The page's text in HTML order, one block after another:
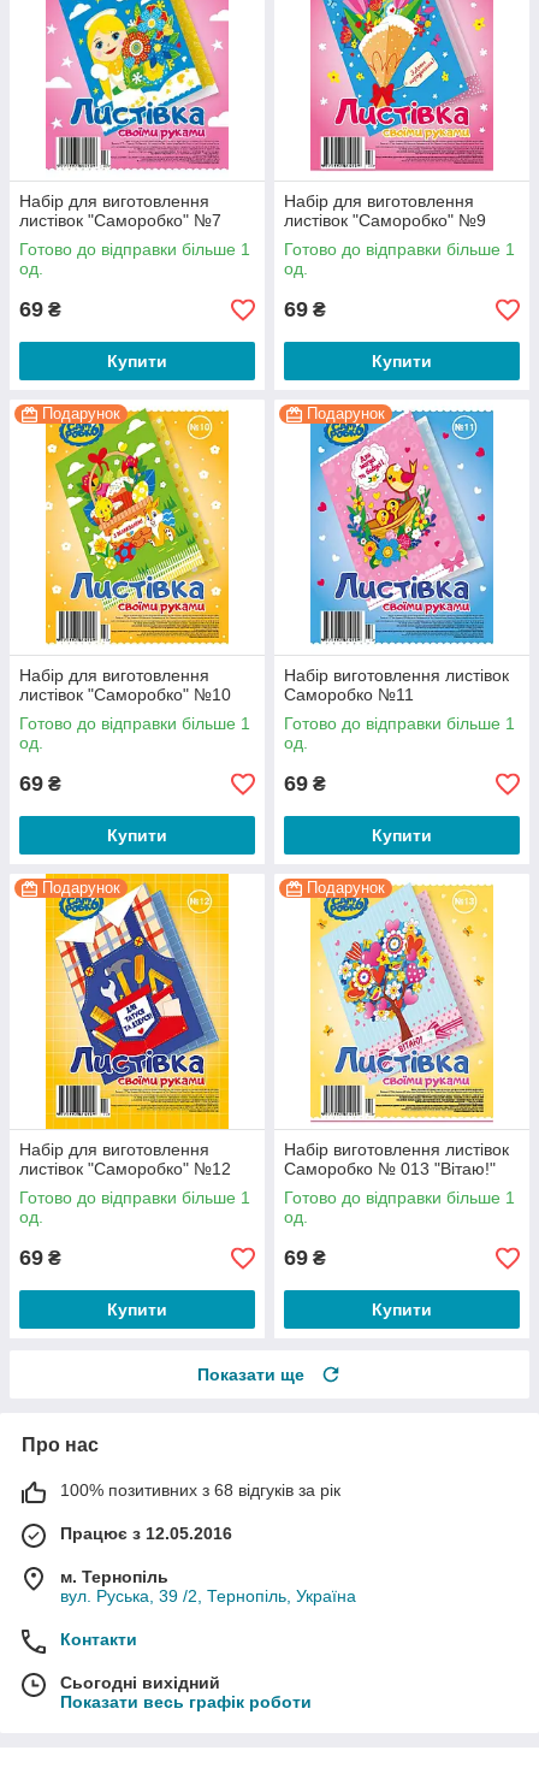
Набір для виготовлення
листівок "Саморобко" №7
Готово до відправки більше 1
од.
69 ₴
Купити
Набір для виготовлення
листівок "Саморобко" №9
Готово до відправки більше 1
од.
69 ₴
Купити
Подарунок
Набір для виготовлення
листівок "Саморобко" №10
Готово до відправки більше 1
од.
69 ₴
Купити
Подарунок
Набір виготовлення листівок
Саморобко №11
Готово до відправки більше 1
од.
69 ₴
Купити
Подарунок
Набір для виготовлення
листівок "Саморобко" №12
Готово до відправки більше 1
од.
69 ₴
Купити
Подарунок
Набір виготовлення листівок
Саморобко № 013 "Вітаю!"
Готово до відправки більше 1
од.
69 ₴
Купити
Показати ще
Про нас
100% позитивних з 68 відгуків за рік
Працює з 12.05.2016
м. Тернопіль
вул. Руська, 39 /2, Тернопіль, Україна
Контакти
Сьогодні вихідний
Показати весь графік роботи